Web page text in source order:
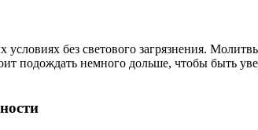
без светового загрязнения.
подождать немного дольше, чтобы быть